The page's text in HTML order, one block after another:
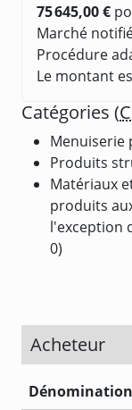
75 645,00 €
Marché
Procédure
Le montant
Catégories (
Menuiserie
Produits
Matériaux
produits
l'exception
0)
Acheteur